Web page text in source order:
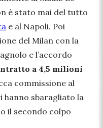
è stato mai del tutto
e al Napoli. Poi
del Milan con la
e l’accordo
a 4,5 milioni
commissione al
sbaragliato la
il secondo colpo